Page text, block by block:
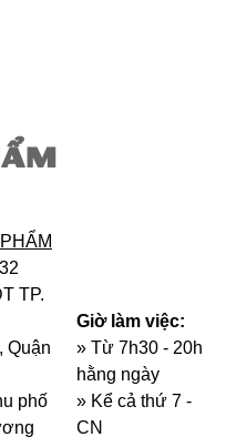
bị lỗi hoặc hỏng hóc
TP.
Quận
phố
Giờ làm việc:
» Từ 7h30 - 20h
hằng ngày
» Kể cả thứ 7 -
CN